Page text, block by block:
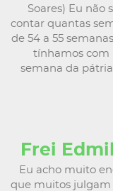
Soares) Eu não
contar quantas
de 54 a 55
tínhamos com
semana da
Frei
Eu acho muito
que muitos julgam